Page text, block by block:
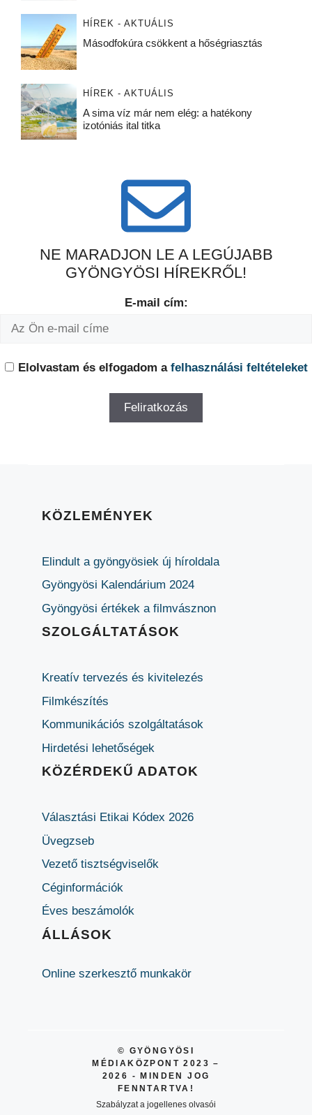
HÍREK - AKTUÁLIS
Másodfokúra csökkent a hőségriasztás
HÍREK - AKTUÁLIS
A sima víz már nem elég: a hatékony
izotóniás ital titka
NE MARADJON LE A LEGÚJABB
GYÖNGYÖSI HÍREKRŐL!
E-mail cím:
Elolvastam és elfogadom a felhasználási feltételeket
KÖZLEMÉNYEK
Elindult a gyöngyösiek új híroldala
Gyöngyösi Kalendárium 2024
Gyöngyösi értékek a filmvásznon
SZOLGÁLTATÁSOK
Kreatív tervezés és kivitelezés
Filmkészítés
Kommunikációs szolgáltatások
Hirdetési lehetőségek
KÖZÉRDEKŰ ADATOK
Választási Etikai Kódex 2026
Üvegzseb
Vezető tisztségviselők
Céginformációk
Éves beszámolók
ÁLLÁSOK
Online szerkesztő munkakör
© GYÖNGYÖSI
MÉDIAKÖZPONT 2023 –
2026 - MINDEN JOG
FENNTARTVA!
Szabályzat a jogellenes olvasói